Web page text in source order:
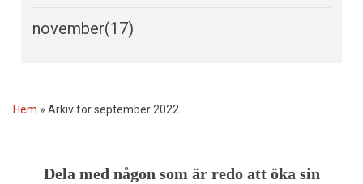
november(17)
Hem » Arkiv för september 2022
Dela med någon som är redo att öka sin